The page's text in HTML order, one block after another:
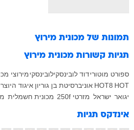
תמונות של מכונית מירוץ
תגיות קשורות מכונית מירוץ
ספורט מוטורידוד לובינסקילובינסקימירוצי
HOT
HOT8 אוניברסיטת בן גוריון איגוד
יגואר ישראל מזרטי 250f מכונית חשמלית
אינדקס תגיות